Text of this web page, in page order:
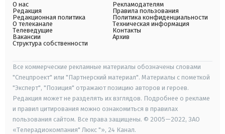
О нас
Редакция
Редакционная политика
О телеканале
Телеведущие
Вакансии
Структура собственности
Рекламодателям
Правила пользования
Политика конфиденциальности
Техническая информация
Контакты
Архив
Все коммерческие рекламные материалы обозначены словами
"Спецпроект" или "Партнерский материал". Материалы с пометкой
"Эксперт", "Позиция" отражают позицию авторов и героев.
Редакция может не разделять их взглядов. Подробнее о рекламе
и правил цитирования можно ознакомиться в правилах
пользования сайтом. Все права защищены. © 2005—2022, ЗАО
«Телерадиокомпания" Люкс "», 24 Канал.